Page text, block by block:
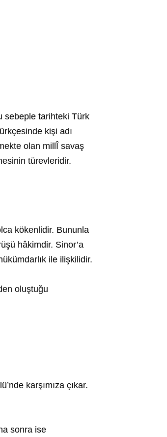
sebeple tarihteki Türk
kişi adı
olan millÎ savaş
türevleridir.
kökenlidir. Bununla
hâkimdir. Sinor’a
ile ilişkilidir.
oluştuğu
karşımıza çıkar.
sonra ise